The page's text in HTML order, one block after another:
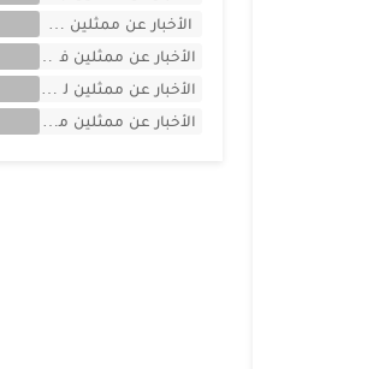
الأخبار عن ممثلين سوريين
الأخبار عن ممثلين فلسطينين
الأخبار عن ممثلين لبنان
الأخبار عن ممثلين مصريين